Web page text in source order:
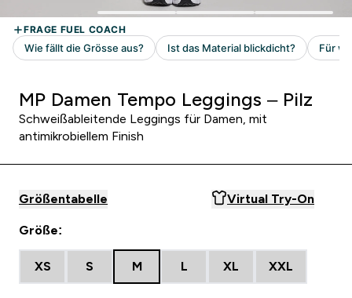
MP Damen Tempo Leggings – Pilz
Schweißableitende Leggings für Damen, mit
antimikrobiellem Finish
Größentabelle Virtual Try-On
Größe:
XS S M L XL XXL